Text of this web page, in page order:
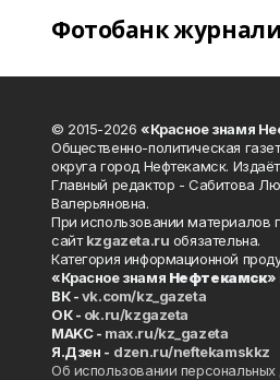
Фотобанк
© 2015-2026 «Красное знамя
Общественно-политическая
округа город Нефтекамск.
Главный редактор - Сабитова
Валерьяновна.
При использовании материалов
сайтkzgazeta.ru обязательна.
Категория информационной
«Красное знамя Нефтекамск»
ВК -vk.com/kz_gazeta
ОК - ok.ru/kzgazeta
MAKC - max.ru/kz_gazeta
Я.Дзен - dzen.ru/neftekamskkz
Об использовании персональных